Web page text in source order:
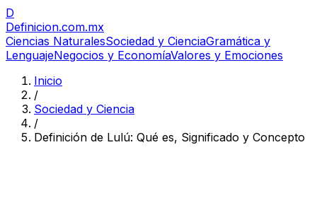
D
Definicion.com.mx
Ciencias NaturalesSociedad y CienciaGramática y
LenguajeNegocios y EconomíaValores y Emociones
Inicio
/
Sociedad y Ciencia
/
Definición de Lulú: Qué es, Significado y Concepto